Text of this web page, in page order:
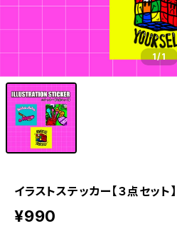
1/1
イラストステッカー【３点セット】
¥990